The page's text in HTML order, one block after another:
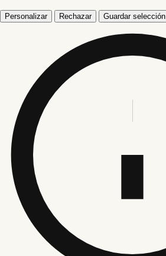
Personalizar Rechazar Guardar selección